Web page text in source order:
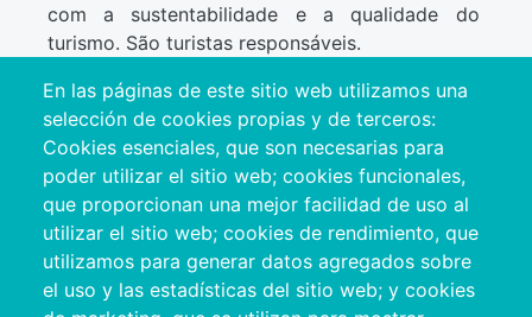
com a sustentabilidade e a qualidade do
turismo. São turistas responsáveis.
En las páginas de este sitio web utilizamos una
selección de cookies propias y de terceros:
Cookies esenciales, que son necesarias para
poder utilizar el sitio web; cookies funcionales,
que proporcionan una mejor facilidad de uso al
utilizar el sitio web; cookies de rendimiento, que
utilizamos para generar datos agregados sobre
el uso y las estadísticas del sitio web; y cookies